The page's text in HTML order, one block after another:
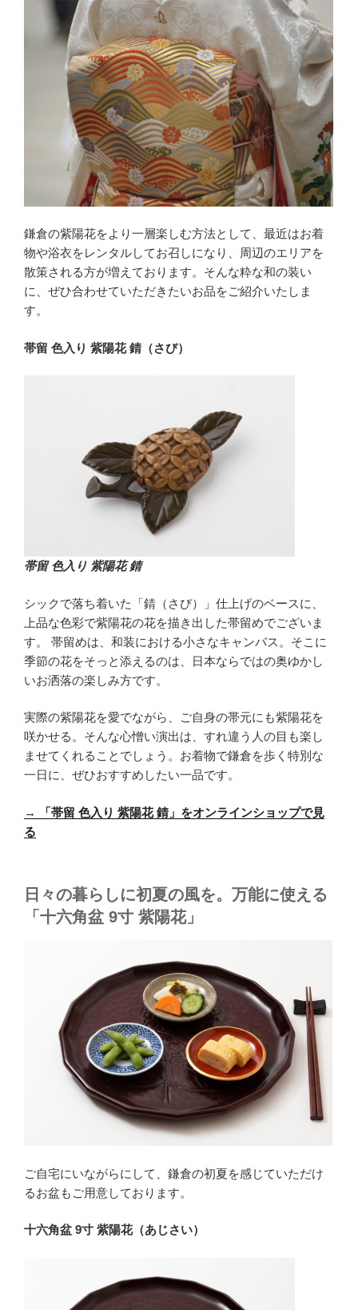
鎌倉の紫陽花をより一層楽しむ方法として、最近はお着
物や浴衣をレンタルしてお召しになり、周辺のエリアを
散策される方が増えております。そんな粋な和の装い
に、ぜひ合わせていただきたいお品をご紹介いたしま
す。
帯留 色入り 紫陽花 錆（さび）
帯留 色入り 紫陽花 錆
シックで落ち着いた「錆（さび）」仕上げのベースに、
上品な色彩で紫陽花の花を描き出した帯留めでございま
す。 帯留めは、和装における小さなキャンバス。そこに
季節の花をそっと添えるのは、日本ならではの奥ゆかし
いお洒落の楽しみ方です。
実際の紫陽花を愛でながら、ご自身の帯元にも紫陽花を
咲かせる。そんな心憎い演出は、すれ違う人の目も楽し
ませてくれることでしょう。お着物で鎌倉を歩く特別な
一日に、ぜひおすすめしたい一品です。
→
「帯留 色入り 紫陽花 錆」をオンラインショップで見
る
日々の暮らしに初夏の風を。万能に使える
「十六角盆 9寸 紫陽花」
ご自宅にいながらにして、鎌倉の初夏を感じていただけ
るお盆もご用意しております。
十六角盆 9寸 紫陽花（あじさい）